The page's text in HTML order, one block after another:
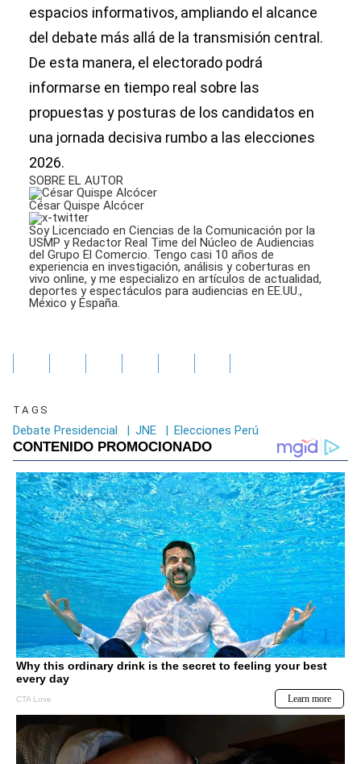
espacios informativos, ampliando el alcance
del debate más allá de la transmisión central.
De esta manera, el electorado podrá
informarse en tiempo real sobre las
propuestas y posturas de los candidatos en
una jornada decisiva rumbo a las elecciones
2026.
SOBRE EL AUTOR
César Quispe Alcócer
Soy Licenciado en Ciencias de la Comunicación por la
USMP y Redactor Real Time del Núcleo de Audiencias
del Grupo El Comercio. Tengo casi 10 años de
experiencia en investigación, análisis y coberturas en
vivo online, y me especializo en artículos de actualidad,
deportes y espectáculos para audiencias en EE.UU.,
México y España.
TAGS
Debate Presidencial | JNE | Elecciones Perú